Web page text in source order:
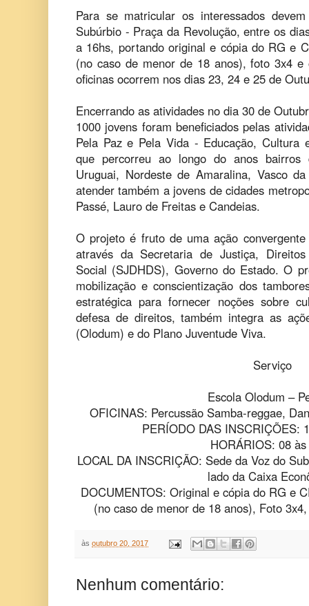
Para se matricular os interessados
Subúrbio - Praça da Revolução, entre os
a 16hs, portando original e cópia do RG e
(no caso de menor de 18 anos), foto 3x4 e
oficinas ocorrem nos dias 23, 24 e 25 de
Encerrando as atividades no dia 30 de
1000 jovens foram beneficiados pelas
Pela Paz e Pela Vida - Educação, Cultura
que percorreu ao longo do anos bairros
Uruguai, Nordeste de Amaralina, Vasco
atender também a jovens de cidades
Passé, Lauro de Freitas e Candeias.
O projeto é fruto de uma ação
através da Secretaria de Justiça,
Social (SJDHDS), Governo do Estado. O
mobilização e conscientização dos
estratégica para fornecer noções sobre
defesa de direitos, também integra as
(Olodum) e do Plano Juventude Viva.
Serviço
Escola Olodum –
OFICINAS: Percussão Samba-reggae,
PERÍODO DAS INSCRIÇÕES:
HORÁRIOS: 08
LOCAL DA INSCRIÇÃO: Sede da Voz do
lado da Caixa
DOCUMENTOS: Original e cópia do RG e
(no caso de menor de 18 anos), Foto
às outubro 20, 2017
Nenhum comentário: